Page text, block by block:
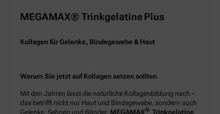
MEGAMAX® Trinkgelatine Plus
Kollagen für Gelenke, Bindegewebe & Haut
Warum Sie jetzt auf Kollagen setzen sollten
Mit den Jahren lässt die natürliche Kollagenbildung nach –
das betrifft nicht nur Haut und Bindegewebe, sondern auch
Gelenke, Sehnen und Bänder. MEGAMAX® Trinkgelatine